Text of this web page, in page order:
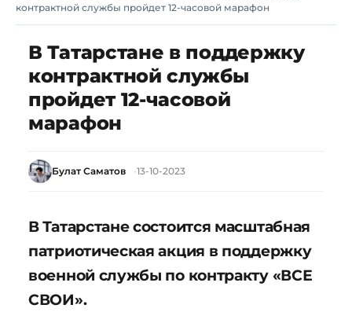
контрактной службы пройдет 12-часовой марафон
В Татарстане в поддержку
контрактной службы
пройдет 12-часовой
марафон
Булат Саматов 13-10-2023
В Татарстане состоится масштабная
патриотическая акция в поддержку
военной службы по контракту «ВСЕ
СВОИ».